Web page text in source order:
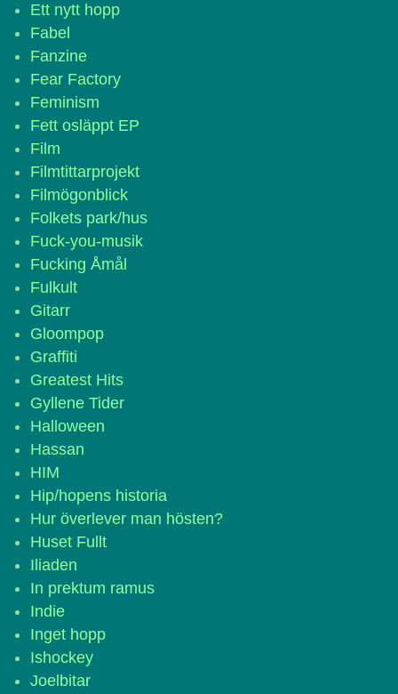
Ett nytt hopp
Fabel
Fanzine
Fear Factory
Feminism
Fett osläppt EP
Film
Filmtittarprojekt
Filmögonblick
Folkets park/hus
Fuck-you-musik
Fucking Åmål
Fulkult
Gitarr
Gloompop
Graffiti
Greatest Hits
Gyllene Tider
Halloween
Hassan
HIM
Hip/hopens historia
Hur överlever man hösten?
Huset Fullt
Iliaden
In prektum ramus
Indie
Inget hopp
Ishockey
Joelbitar